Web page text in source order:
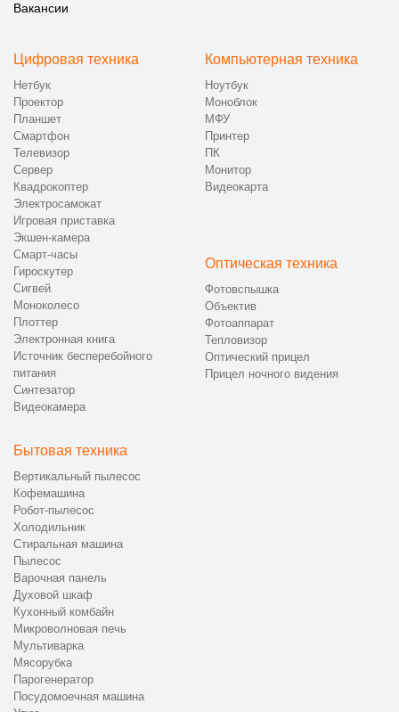
Вакансии
Цифровая техника
Нетбук
Проектор
Планшет
Смартфон
Телевизор
Сервер
Квадрокоптер
Электросамокат
Игровая приставка
Экшен-камера
Смарт-часы
Гироскутер
Сигвей
Моноколесо
Плоттер
Электронная книга
Источник бесперебойного
питания
Синтезатор
Видеокамера
Компьютерная техника
Ноутбук
Моноблок
МФУ
Принтер
ПК
Монитор
Видеокарта
Оптическая техника
Фотовспышка
Объектив
Фотоаппарат
Тепловизор
Оптический прицел
Прицел ночного видения
Бытовая техника
Вертикальный пылесос
Кофемашина
Робот-пылесос
Холодильник
Стиральная машина
Пылесос
Варочная панель
Духовой шкаф
Кухонный комбайн
Микроволновая печь
Мультиварка
Мясорубка
Парогенератор
Посудомоечная машина